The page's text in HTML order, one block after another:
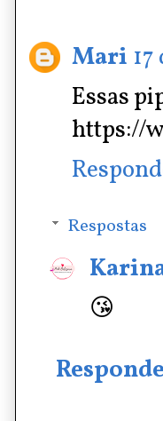
Mari
Essas
https://
Respostas
😘